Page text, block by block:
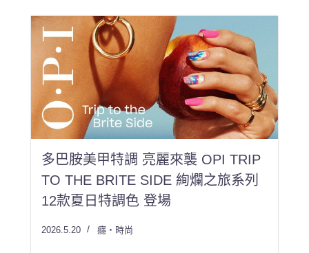
多巴胺美甲特調 亮麗來襲 OPI TRIP
TO THE BRITE SIDE 絢爛之旅系列
12款夏日特調色 登場
2026.5.20 癮・時尚